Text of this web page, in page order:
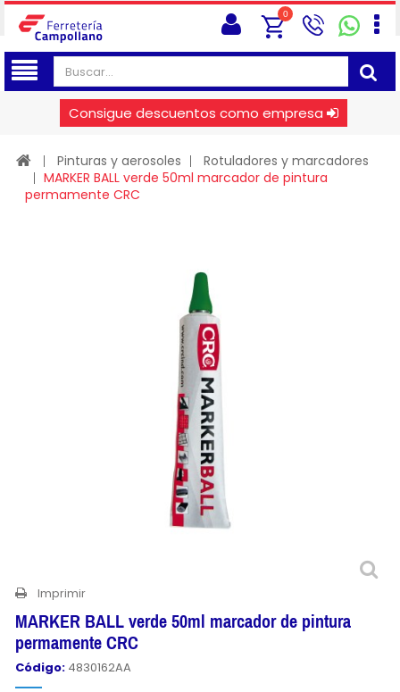
0
Consigue descuentos como empresa
Pinturas y aerosoles
Rotuladores y marcadores
MARKER BALL verde 50ml marcador de pintura
permamente CRC
Imprimir
MARKER BALL verde 50ml marcador de pintura
permamente CRC
Código: 4830162AA